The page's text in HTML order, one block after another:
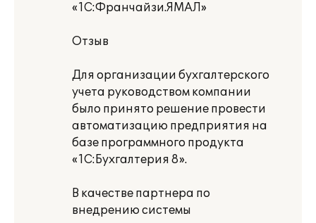
«1С:Франчайзи.ЯМАЛ»
Отзыв
Для организации бухгалтерского
учета руководством компании
было принято решение провести
автоматизацию предприятия на
базе программного продукта
«1С:Бухгалтерия 8».
В качестве партнера по
внедрению системы